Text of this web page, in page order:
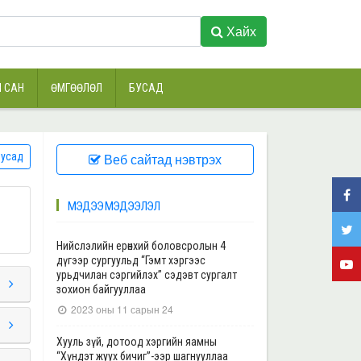
Хайх
САН ӨМГӨӨЛӨЛ БУСАД
Веб сайтад нэвтрэх
МЭДЭЭ МЭДЭЭЛЭЛ
Нийслэлийн ерөнхий боловсролын 4
дүгээр сургуульд “Гэмт хэргээс
урьдчилан сэргийлэх” сэдэвт сургалт
зохион байгууллаа
2023 оны 11 сарын 24
Хууль зүй, дотоод хэргийн яамны
“Хүндэт жуух бичиг”-ээр шагнууллаа